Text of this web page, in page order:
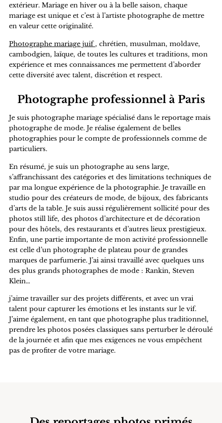
extérieur. Mariage en hiver ou à la belle saison, chaque
mariage est unique et c’est à l’artiste photographe de mettre
en valeur cette originalité.
Photographe mariage juif , chrétien, musulman, moldave,
cambodgien, laïque, de toutes les cultures et traditions, mon
expérience et mes connaissances me permettent d’aborder
cette diversité avec talent, discrétion et respect.
Photographe professionnel à Paris
Je suis photographe mariage spécialisé dans le reportage mais
photographe de mode. Je réalise également de belles
photographies pour le compte de professionnels comme de
particuliers.
En résumé, je suis un photographe au sens large,
s’affranchissant des catégories et des limitations techniques de
par ma longue expérience de la photographie. Je travaille en
studio pour des créateurs de mode, de bijoux, des fabricants
d’arts de la table. Je suis aussi régulièrement sollicité pour des
photos still life, des photos d’architecture et de décoration
pour des hôtels, des restaurants et d’autres lieux prestigieux.
Enfin, une partie importante de mon activité professionnelle
est celle d’un photographe de plateau pour de grandes
marques de parfumerie. J’ai ainsi travaillé avec quelques uns
des plus grands photographes de mode : Rankin, Steven
Klein…
j’aime travailler sur des projets différents, et avec un vrai
talent pour capturer les émotions et les instants sur le vif.
J’aime également, en tant que photographe plus traditionnel,
prendre les photos posées classiques sans perturber le déroulé
de la journée et afin que mes exigences ne vous empêchent
pas de profiter de votre mariage.